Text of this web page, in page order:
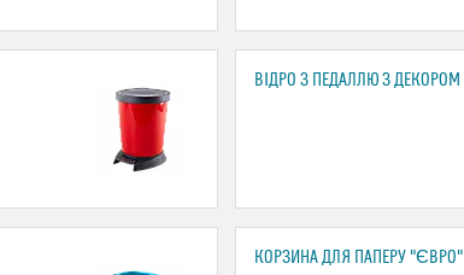
ВІДРО З ПЕДАЛЛЮ З ДЕКОРОМ
КОРЗИНА ДЛЯ ПАПЕРУ "ЄВРО"